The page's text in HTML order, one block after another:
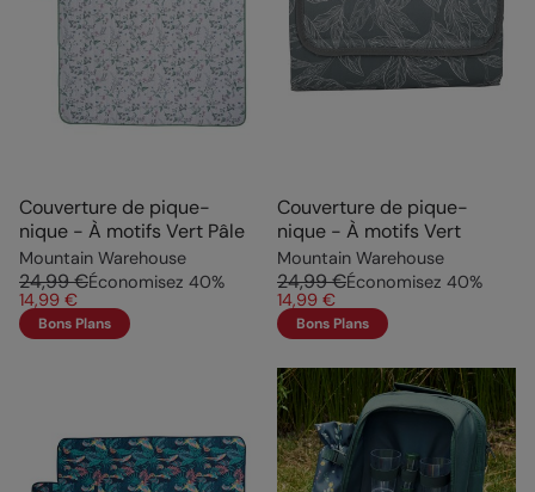
Couverture de pique-
nique - À motifs Vert Pâle
Mountain Warehouse
24,99 €Économisez 40%
14,99 €
Bons Plans
Couverture de pique-
nique - À motifs Vert
Mountain Warehouse
24,99 €Économisez 40%
14,99 €
Bons Plans